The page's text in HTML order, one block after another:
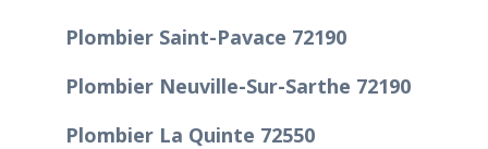
Plombier Saint-Pavace 72190
Plombier Neuville-Sur-Sarthe 72190
Plombier La Quinte 72550